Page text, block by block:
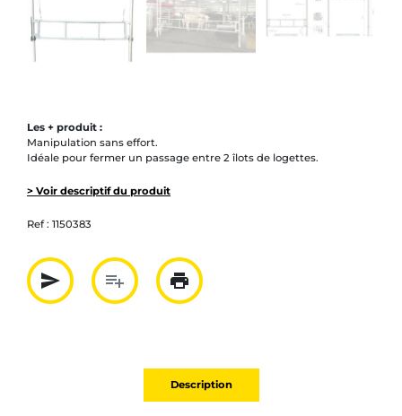
Les + produit :
Manipulation sans effort.
Idéale pour fermer un passage entre 2 îlots de logettes.
> Voir descriptif du produit
Ref : 1150383
send
Partager par mail
playlist_add
Ajouter à la liste
print
Imprimer
Description